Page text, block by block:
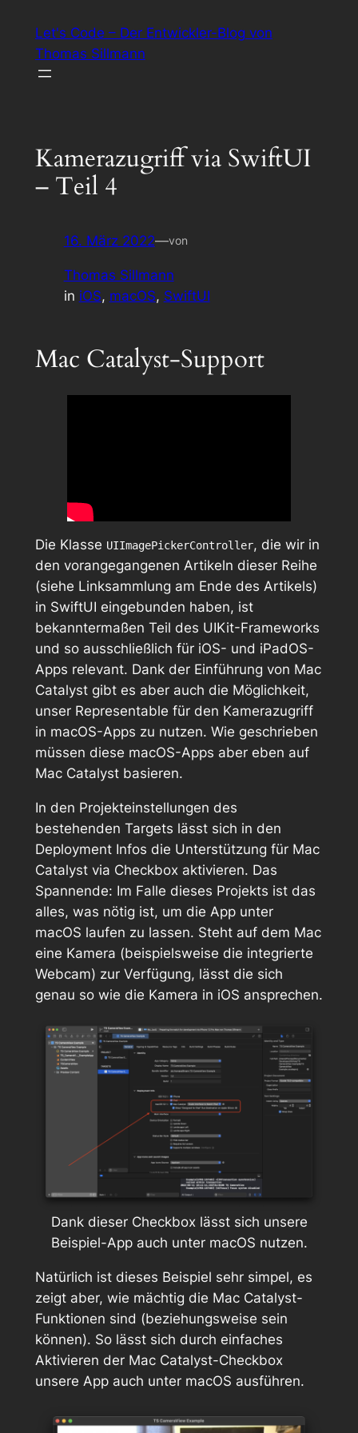
Inhalt
springen
Let's Code – Der Entwickler-Blog von
Thomas Sillmann
Kamerazugriff via SwiftUI
– Teil 4
16. März 2022—von
Thomas Sillmann
in iOS, macOS, SwiftUI
Mac Catalyst-Support
Die Klasse UIImagePickerController, die wir in
den vorangegangenen Artikeln dieser Reihe
(siehe Linksammlung am Ende des Artikels)
in SwiftUI eingebunden haben, ist
bekanntermaßen Teil des UIKit-Frameworks
und so ausschließlich für iOS- und iPadOS-
Apps relevant. Dank der Einführung von Mac
Catalystgibt es aber auch die Möglichkeit,
unser Representable für den Kamerazugriff
in macOS-Apps zu nutzen. Wie geschrieben
müssen diese macOS-Apps aber eben auf
Mac Catalyst basieren.
In den Projekteinstellungen des
bestehenden Targets lässt sich in den
Deployment Infos die Unterstützung für Mac
Catalyst via Checkbox aktivieren. Das
Spannende: Im Falle dieses Projekts ist das
alles, was nötig ist, um die App unter
macOS laufen zu lassen. Steht auf dem Mac
eine Kamera (beispielsweise die integrierte
Webcam) zur Verfügung, lässt die sich
genau so wie die Kamera in iOS ansprechen.
Dank dieser Checkbox lässt sich unsere
Beispiel-App auch unter macOS nutzen.
Natürlich ist dieses Beispiel sehr simpel, es
zeigt aber, wie mächtig die Mac Catalyst-
Funktionen sind (beziehungsweise sein
können). So lässt sich durch einfaches
Aktivieren der Mac Catalyst-Checkbox
unsere App auch unter macOS ausführen.